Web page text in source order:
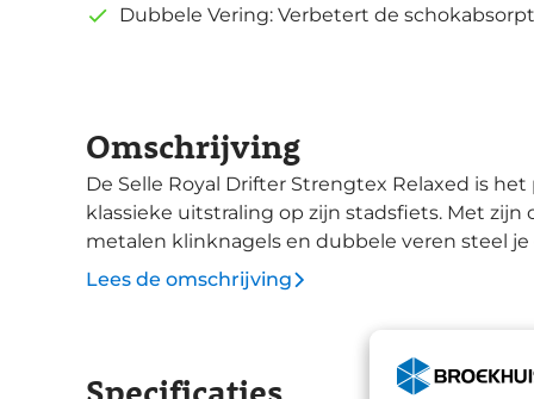
Dubbele Vering: Verbetert de
Omschrijving
De Selle Royal Drifter Strengtex Relaxed is
klassieke uitstraling op zijn stadsfiets. Met
metalen klinknagels en dubbele veren steel je
niet vergeten: een laag Royalgel™ vulling
absorberen en gelijkmatig te verdelen.
waterdicht, ook als het regent. Het Strengtex
Lees de omschrijving